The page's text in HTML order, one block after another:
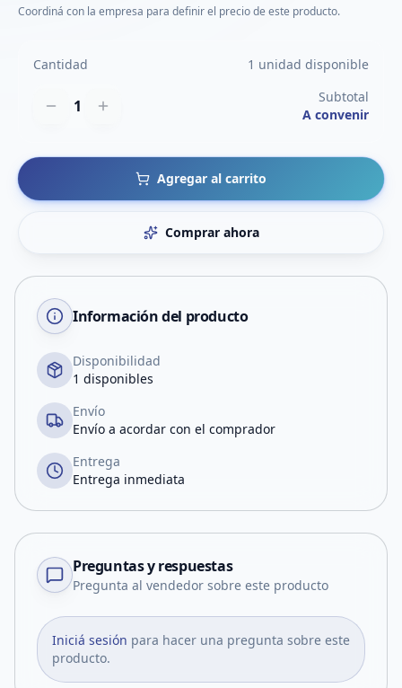
Coordiná con la empresa para definir el precio de este producto.
Cantidad 1 unidad disponible
1
Subtotal
A convenir
Agregar al carrito
Comprar ahora
Información del producto
Disponibilidad
1 disponibles
Envío
Envío a acordar con el comprador
Entrega
Entrega inmediata
Preguntas y respuestas
Pregunta al vendedor sobre este producto
Iniciá sesión para hacer una pregunta sobre este
producto.